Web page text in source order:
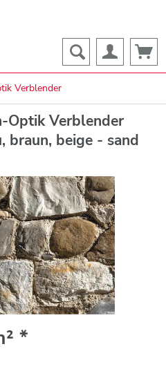
Verblender
Optik Verblender
braun, beige - sand
*